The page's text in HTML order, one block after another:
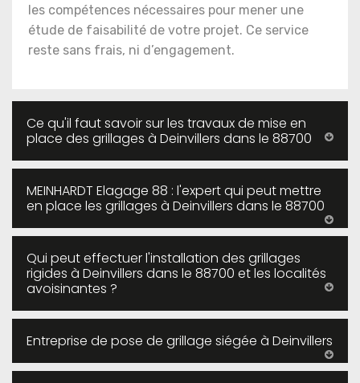
les compétences nécessaires pour mener une
étude de faisabilité de votre projet. Ce service
reste sans frais, ni d’engagement.
Ce qu'il faut savoir sur les travaux de mise en
place des grillages à Deinvillers dans le 88700
MEINHARDT Elagage 88 : l'expert qui peut mettre
en place les grillages à Deinvillers dans le 88700
Qui peut effectuer l'installation des grillages
rigides à Deinvillers dans le 88700 et les localités
avoisinantes ?
Entreprise de pose de grillage siégée à Deinvillers